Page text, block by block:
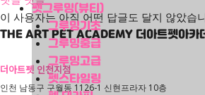
펫그루밍(뷰티)
그루밍기초
그루밍중급
그루밍고급
펫스타일링
이 사용자는 아직 어떤 답글도 달지 않았습
THE ART PET ACADEMY 더아트펫아카
더아트펫 인천지점
인천 남동구 구월동 1126-1 신현프라자 10층